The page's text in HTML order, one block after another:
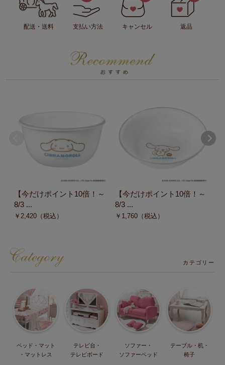
配送・送料 支払い方法 キャンセル 返品
【今だけポイント10倍！～
8/3 ...
￥2,420 （税込）
【今だけポイント10倍！～
8/3 ...
￥ 1,760 （税込）
カテゴリー
ベッド・マット
・マットレス
テレビ台・
テレビボード
ソファー・
ソファーベッド
テーブル・机・
椅子